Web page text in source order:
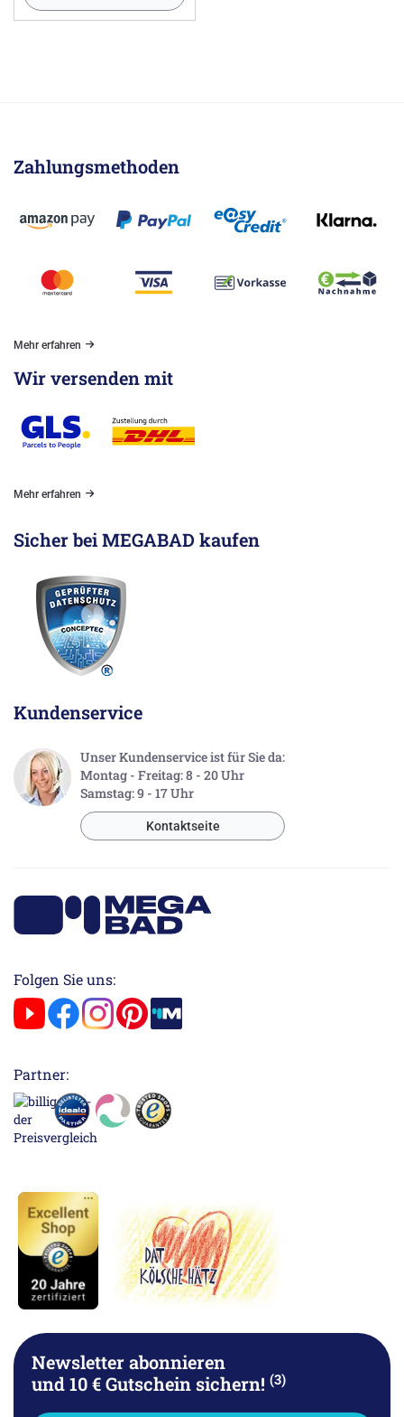
Zahlungsmethoden
Mehr erfahren
Wir versenden mit
Mehr erfahren
Sicher bei MEGABAD kaufen
Kundenservice
Unser Kundenservice ist für Sie da:
Montag - Freitag: 8 - 20 Uhr
Samstag: 9 - 17 Uhr
Kontaktseite
Folgen Sie uns:
Partner:
Newsletter abonnieren
und 10 € Gutschein sichern! (3)